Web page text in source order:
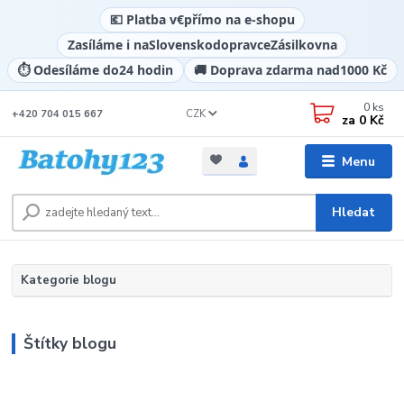
💶 Platba v€přímo na e-shopu
Zasíláme i naSlovenskodopravceZásilkovna
⏱️ Odesíláme do24 hodin 🚚 Doprava zdarma nad1000 Kč
Menu
CZK
Hledat
+420 704 015 667 0 ks
za 0 Kč
Kategorie blogu
Štítky blogu